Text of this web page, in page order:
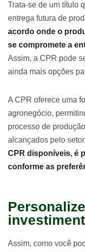
Trata-se de um título
entrega futura de
acordo onde o
se compromete a
Assim, a CPR pode
ainda mais opções
A CPR oferece uma
agronegócio,
processo de
alcançados pelo
CPR disponíveis, é
conforme as
Assim, como você